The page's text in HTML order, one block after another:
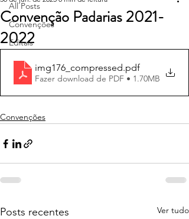
All Posts
Convenções
Editais
Convenção Padarias 2021-
2022
img176_compressed.pdf
Fazer download de PDF • 1.70MB
Convenções
Posts recentes Ver tudo